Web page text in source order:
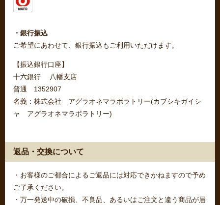
・銀行振込
ご希望にあわせて、銀行振込もご利用いただけます。
【振込銀行口座】
十六銀行 八幡支店
普通 1352907
名義：株式会社 アグラオネマラボラトリー(カブシキガイシ
ャ アグラオネマラボラトリー)
返品・交換について
・お客様のご都合によるご返品には対応できかねますので予め
ご了承ください。
・万一発送中の破損、不良品、あるいはご注文と違う商品が届